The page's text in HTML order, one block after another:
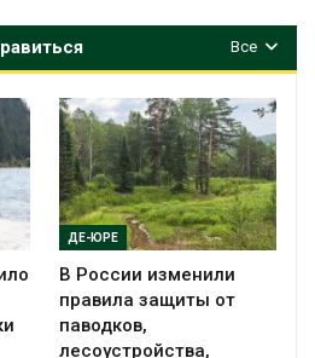
Все
ДЕ-ЮРЕ
В России изменили
правила защиты от
паводков,
лесоустройства,